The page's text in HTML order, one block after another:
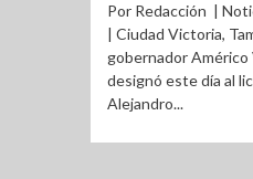
Por Redacción |
| Ciudad Victoria,
gobernador Américo
designó este día al
Alejandro...